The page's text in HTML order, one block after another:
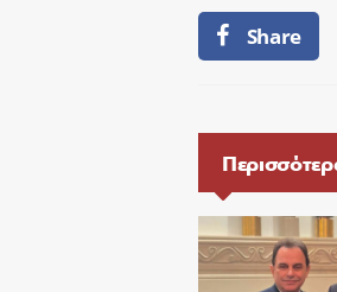
Share